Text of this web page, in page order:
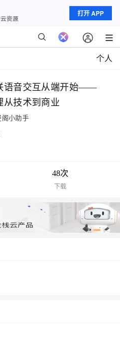
打开 APP
个人
语音交互从端开始——
从技术到商业
阁小助手
48次
下载